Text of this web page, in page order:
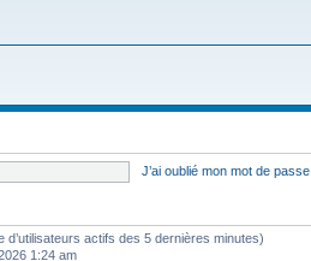
J’ai oublié mon mot de passe
actifs des 5 dernières minutes)
1:24 am